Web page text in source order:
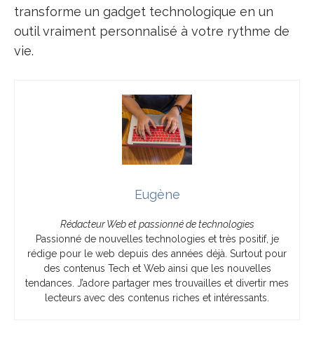
transforme un gadget technologique en un
outil vraiment personnalisé à votre rythme de
vie.
Eugène
Rédacteur Web et passionné de technologies
Passionné de nouvelles technologies et très positif, je
rédige pour le web depuis des années déjà. Surtout pour
des contenus Tech et Web ainsi que les nouvelles
tendances. J’adore partager mes trouvailles et divertir mes
lecteurs avec des contenus riches et intéressants.